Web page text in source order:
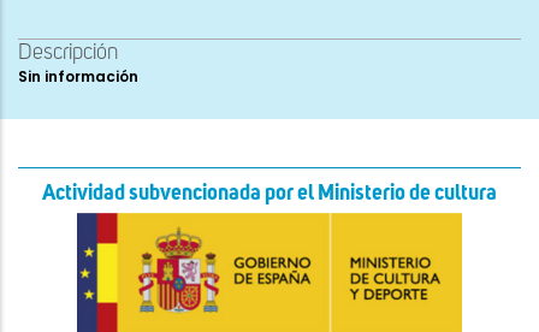
Descripción
Sin información
Actividad subvencionada por el Ministerio de cultura